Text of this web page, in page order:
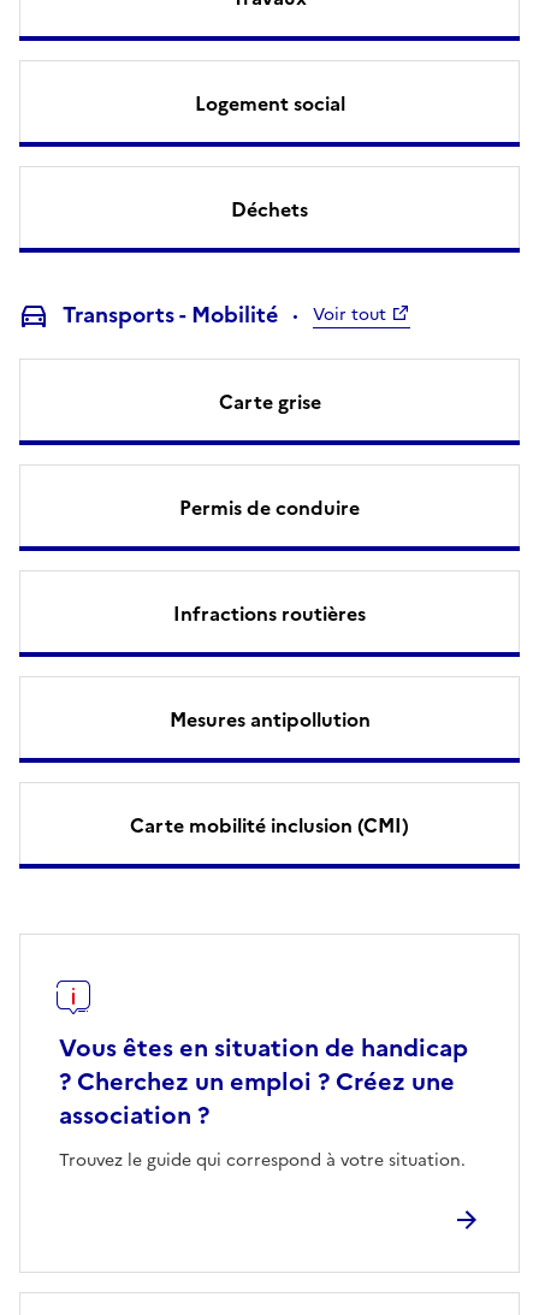
Logement social
Déchets
Transports - Mobilité Voir tout
Carte grise
Permis de conduire
Infractions routières
Mesures antipollution
Carte mobilité inclusion (CMI)
Vous êtes en situation de handicap
? Cherchez un emploi ? Créez une
association ?
Trouvez le guide qui correspond à votre situation.